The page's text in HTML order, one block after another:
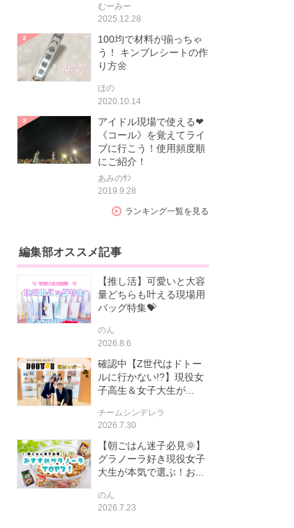
むーみー
2025.12.28
100均で材料が揃っちゃ
う！ キンブレシートの作
り方🌼
ほの
2020.10.14
アイドル現場で使える❤
《コール》を覚えてライ
ブに行こう！使用頻度順
にご紹介！
あみのｻﾝ
2019.9.28
ランキング一覧を見る
編集部オススメ記事
【推し活】可愛いと大容
量どちらも叶える現場用
バッグ特集💝
のん
2026.8.6
確認中【Z世代はドトー
ルに行かない!?】現役女
子高生＆女子大生が...
チームシンデレラ
2026.7.30
【朝ごはん迷子必見🌞】
グラノーラ好き現役女子
大生が本気で選ぶ！お...
のん
2026.7.23